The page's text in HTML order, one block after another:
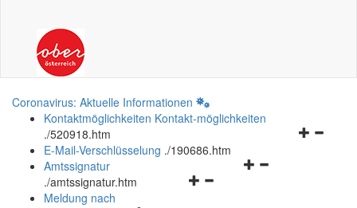
Coronavirus: Aktuelle Informationen
Kontaktmöglichkeiten Kontakt-möglichkeiten
./520918.htm
Navigationsmenü
E-Mail-Verschlüsselung ./190686.htm
Navigationsmenü
Amtssignatur
./amtssignatur.htm
Meldung nach